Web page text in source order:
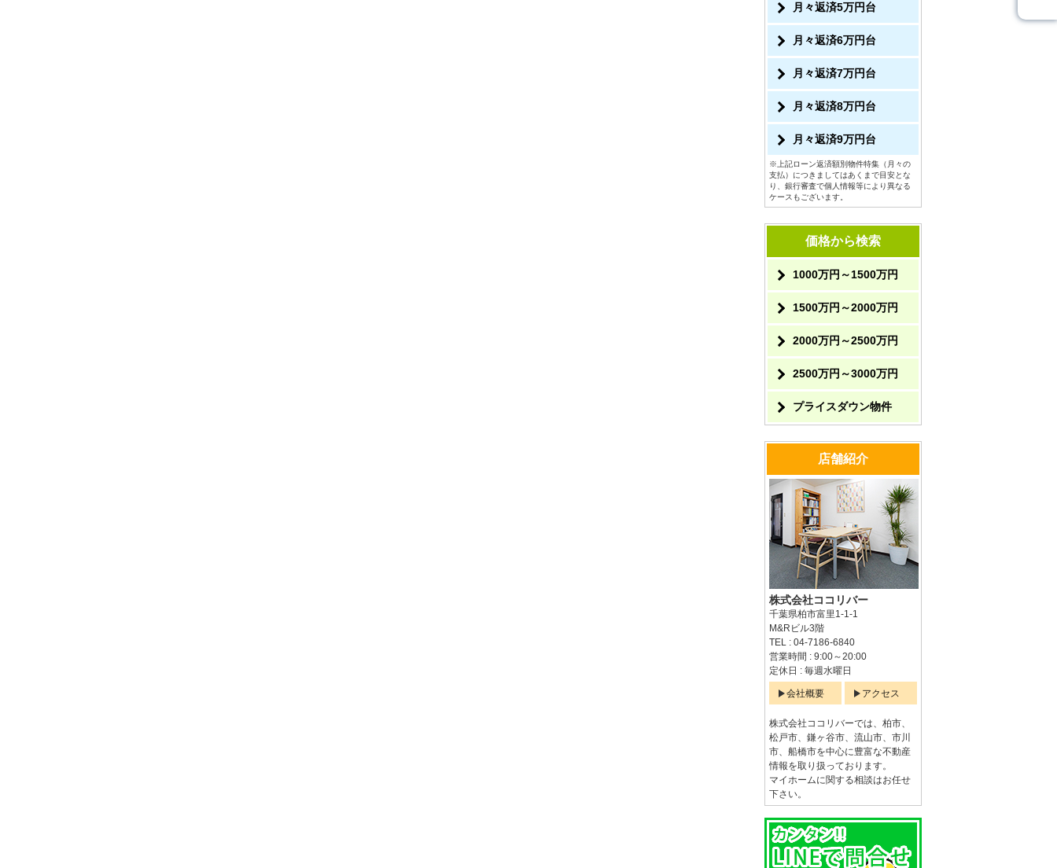
月々返済5万円台
月々返済6万円台
月々返済7万円台
月々返済8万円台
月々返済9万円台
※上記ローン返済額別物件特集（月々の
支払）につきましてはあくまで目安とな
り、銀行審査で個人情報等により異なる
ケースもございます。
価格から検索
1000万円～1500万円
1500万円～2000万円
2000万円～2500万円
2500万円～3000万円
プライスダウン物件
店舗紹介
株式会社ココリバー
千葉県柏市富里1-1-1
M&Rビル3階
TEL : 04-7186-6840
営業時間 : 9:00～20:00
定休日 : 毎週水曜日
会社概要 アクセス
株式会社ココリバーでは、柏市、
松戸市、鎌ヶ谷市、流山市、市川
市、船橋市を中心に豊富な不動産
情報を取り扱っております。
マイホームに関する相談はお任せ
下さい。